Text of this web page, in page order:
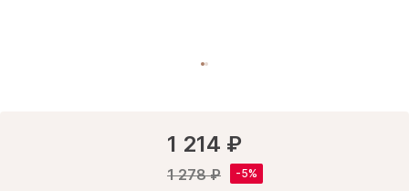
1 214 ₽
1 278 ₽